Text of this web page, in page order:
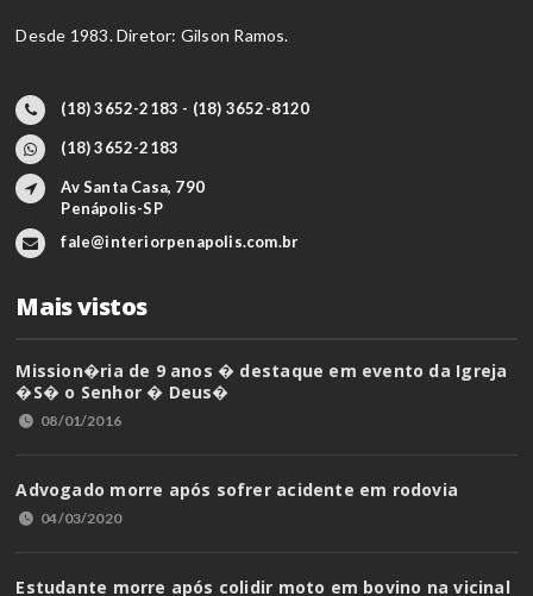
Desde 1983. Diretor: Gilson Ramos.
(18) 3652-2183 - (18) 3652-8120
(18) 3652-2183
Av Santa Casa, 790
Penápolis-SP
fale@interiorpenapolis.com.br
Mais vistos
Mission�ria de 9 anos � destaque em evento da Igreja
�S� o Senhor � Deus�
08/01/2016
Advogado morre após sofrer acidente em rodovia
04/03/2020
Estudante morre após colidir moto em bovino na vicinal